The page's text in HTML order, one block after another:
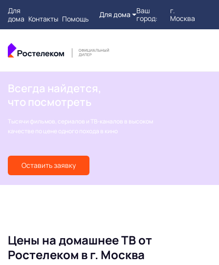
Для
дома Контакты Помощь Для дома
Ваш
город:
г.
Москва
Всегда найдется,
что посмотреть
Тысячи фильмов, сериалов и ТВ-каналов в высоком
качестве по цене одного похода в кино
Оставить заявку
Цены на домашнее ТВ от
Ростелеком в г. Москва